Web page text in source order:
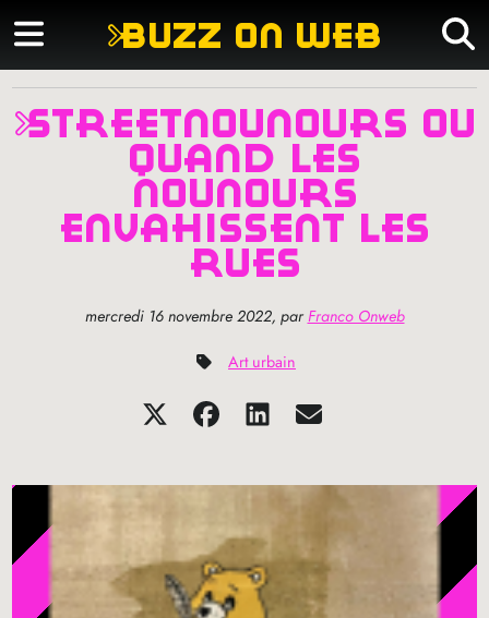
buzz on web
streetnounours ou
quand les
nounours
envahissent les
rues
mercredi 16 novembre 2022, parFranco Onweb
Art urbain